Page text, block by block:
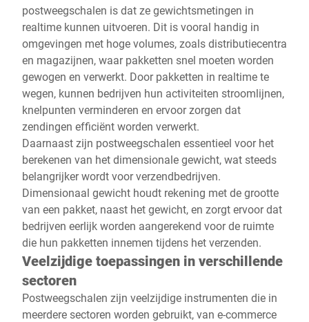
postweegschalen is dat ze gewichtsmetingen in
realtime kunnen uitvoeren. Dit is vooral handig in
omgevingen met hoge volumes, zoals distributiecentra
en magazijnen, waar pakketten snel moeten worden
gewogen en verwerkt. Door pakketten in realtime te
wegen, kunnen bedrijven hun activiteiten stroomlijnen,
knelpunten verminderen en ervoor zorgen dat
zendingen efficiënt worden verwerkt.
Daarnaast zijn postweegschalen essentieel voor het
berekenen van het dimensionale gewicht, wat steeds
belangrijker wordt voor verzendbedrijven.
Dimensionaal gewicht houdt rekening met de grootte
van een pakket, naast het gewicht, en zorgt ervoor dat
bedrijven eerlijk worden aangerekend voor de ruimte
die hun pakketten innemen tijdens het verzenden.
Veelzijdige toepassingen in verschillende
sectoren
Postweegschalen zijn veelzijdige instrumenten die in
meerdere sectoren worden gebruikt, van e-commerce